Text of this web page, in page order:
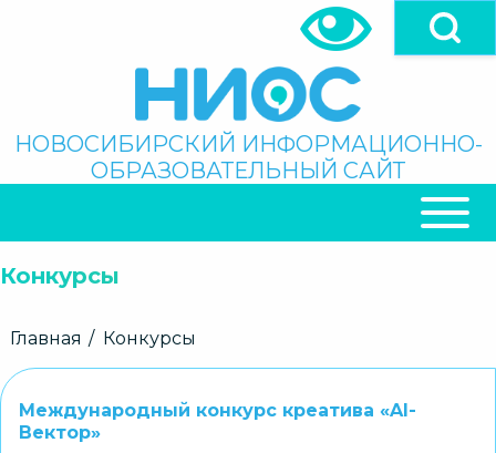
Поиск
НОВОСИБИРСКИЙ ИНФОРМАЦИОННО-
ОБРАЗОВАТЕЛЬНЫЙ САЙТ
НАВИГАЦИЯ
Конкурсы
Строка
Главная Конкурсы
Международный конкурс креатива «AI-
Вектор»